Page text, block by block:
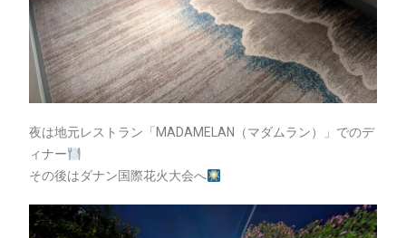
夜は地元レストラン「MADAMELAN（マダムラン）」でのデ
ィナー
その後はダナン国際花火大会へ